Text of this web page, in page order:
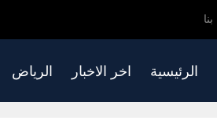
الرئيسية اخر الاخبار الرياض